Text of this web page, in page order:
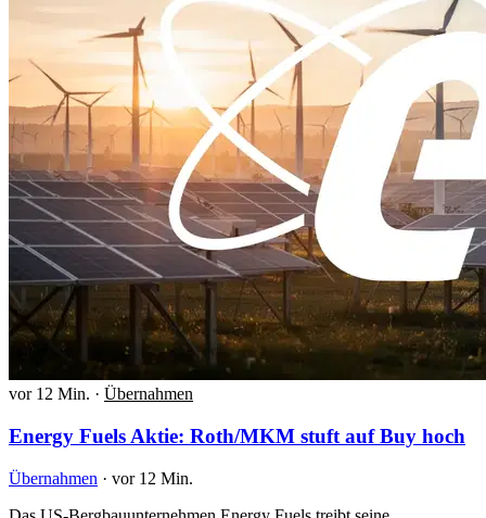
vor 12 Min. · Übernahmen
Energy Fuels Aktie: Roth/MKM stuft auf Buy hoch
Übernahmen · vor 12 Min.